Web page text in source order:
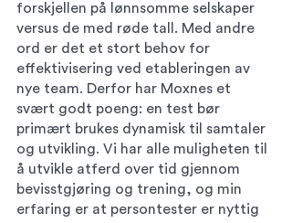
forskjellen på lønnsomme selskaper
versus de med røde tall. Med andre
ord er det et stort behov for
effektivisering ved etableringen av
nye team. Derfor har Moxnes et
svært godt poeng: en test bør
primært brukes dynamisk til samtaler
og utvikling. Vi har alle muligheten til
å utvikle atferd over tid gjennom
bevisstgjøring og trening, og min
erfaring er at persontester er nyttig